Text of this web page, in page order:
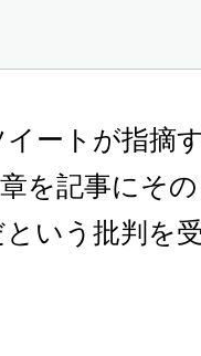
ートが指摘
を記事にそ
という批判を